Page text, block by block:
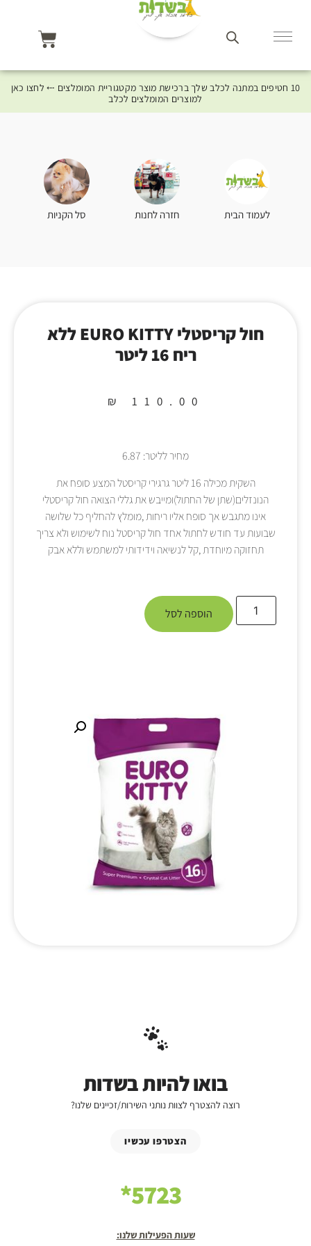
10 חטיפים במתנה לכלב שלך ברכישת מוצר מקטגוריית המומלצים ⤎ לחצו כאן
למוצרים המומלצים לכלב
לעמוד הבית חזרה לחנות סל הקניות
חול קריסטלי EURO KITTY ללא
ריח 16 ליטר
₪ 110.00
מחיר לליטר: 6.87
השקית מכילה 16 ליטר גרגירי קריסטל המצע סופח את
הנונזלים(שתן של החתול)ומייבש את גללי הצואה חול קריסטלי
אינו מתגבש אך סופח אליו ריחות ,מומלץ להחליף כל שלושה
שבועות עד חודש לחתול אחד חול קריסטל נוח לשימוש ולא צריך
תחזוקה מיוחדת ,קל לנשיאה וידידותי למשתמש וללא אבק
הוספה לסל
בואו להיות בשדות
רוצה להצטרף לצוות נותני השירות/זכיינים שלנו?
הצטרפו עכשיו
5723*
שעות הפעילות שלנו: